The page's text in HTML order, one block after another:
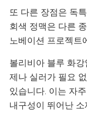
또 다른 장점은 독
회색 정맥은 다른
노베이션 프로젝트
볼리비아 블루 화
제나 실러가 필요
있습니다. 이는 자
내구성이 뛰어난